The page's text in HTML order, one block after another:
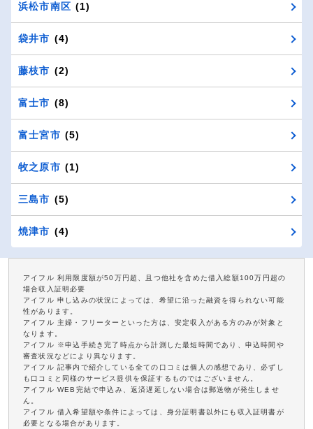
浜松市南区 (1)
袋井市 (4)
藤枝市 (2)
富士市 (8)
富士宮市 (5)
牧之原市 (1)
三島市 (5)
焼津市 (4)
アイフル 利用限度額が50万円超、且つ他社を含めた借入総額100万円超の
場合収入証明必要
アイフル 申し込みの状況によっては、希望に沿った融資を得られない可能
性があります。
アイフル 主婦・フリーターといった方は、安定収入がある方のみが対象と
なります。
アイフル ※申込手続き完了時点から計測した最短時間であり、申込時間や
審査状況などにより異なります。
アイフル 記事内で紹介している全ての口コミは個人の感想であり、必ずし
も口コミと同様のサービス提供を保証するものではございません。
アイフル WEB完結で申込み、返済遅延しない場合は郵送物が発生しませ
ん。
アイフル 借入希望額や条件によっては、身分証明書以外にも収入証明書が
必要となる場合があります。